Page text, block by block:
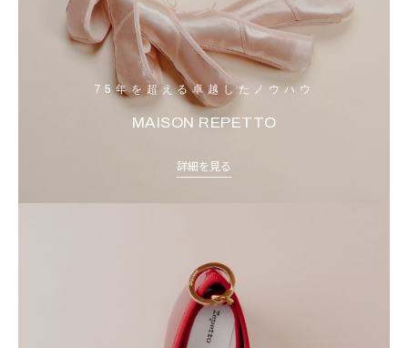
75年を超える卓越したノウハウ
MAISON REPETTO
詳細を見る